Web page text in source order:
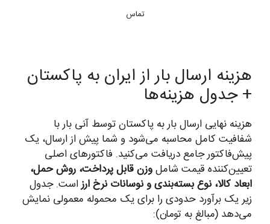
تماس
هزینه ارسال بار از ایران به پاکستان
+ جدول هزینه‌ها
هزینه نهایی ارسال بار به پاکستان توسط آنی بار با
شفافیت کامل محاسبه می‌شود و شما پیش از ارسال، یک
پیش‌فاکتور جامع دریافت می‌کنید. فاکتورهای اصلی
تعیین‌کننده قیمت شاملوزن قابل پرداخت، روش حمل،
ابعاد کالا، نوع بسته‌بندی و نوسانات نرخ ارزاست. جدول
زیر یک برآورد حدودی را برای یک محموله معمولی نمایش
می‌دهد (مبالغ به تومان):